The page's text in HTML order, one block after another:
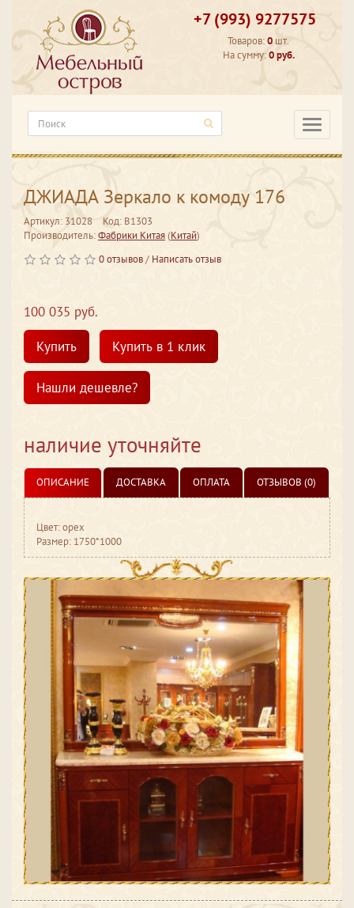
+7 (993) 9277575
Товаров:0 шт.
На сумму:0 руб.
ДЖИАДА Зеркало к комоду 176
Артикул: 31028
Код: В1303
Производитель:Фабрики Китая(Китай)
0 отзывов/ Написать отзыв
100 035 руб.
Купить
Купить в 1 клик
Нашли дешевле?
наличие уточняйте
ОПИСАНИЕ ДОСТАВКА ОПЛАТА ОТЗЫВОВ (0)
Цвет: орех
Размер: 1750*1000